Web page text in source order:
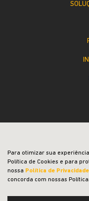
Para otimizar sua
Política de Cookies e para
nossa Política de Privacidade
concorda com nossas